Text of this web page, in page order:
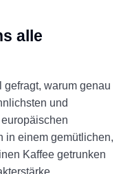
alle
warum genau
und
in einem gemütlichen,
Kaffee getrunken